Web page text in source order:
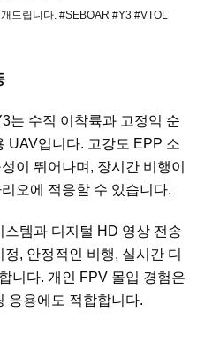
드립니다. #SEBOAR #Y3 #VTOL
는 수직 이착륙과 고정익 순
UAV입니다. 고강도 EPP 소
이 뛰어나며, 장시간 비행이
오에 적응할 수 있습니다.
템과 디지털 HD 영상 전송
, 안정적인 비행, 실시간 디
니다. 개인 FPV 몰입 경험은
응용에도 적합합니다.